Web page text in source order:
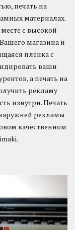
печать на
материалах.
с высокой
магазина и
пленка с
ваши
а печать на
рекламу
изнутри. Печать
рекламы
качественном